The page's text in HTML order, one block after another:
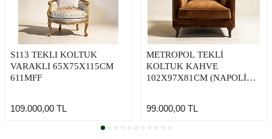
S113 TEKLI KOLTUK
VARAKLI 65X75X115CM
611MFF
109.000,00 TL
METROPOL TEKLİ
KOLTUK KAHVE
102X97X81CM (NAPOLİ
99.000,00TL